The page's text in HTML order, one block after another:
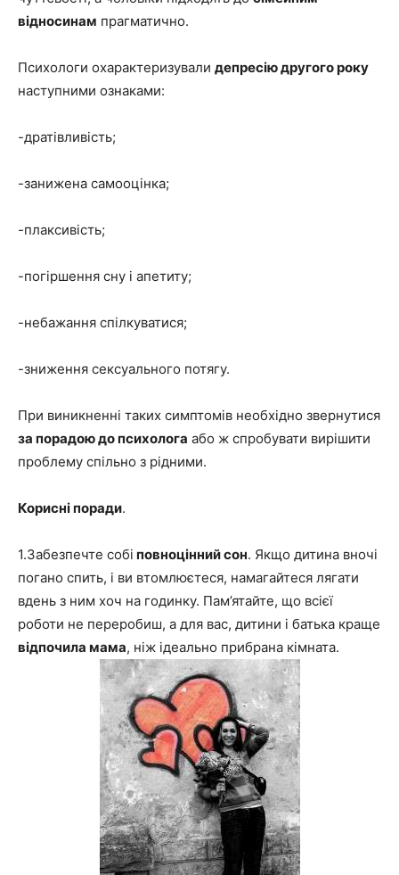
відносинам прагматично.
Психологи охарактеризували депресію другого року
наступними ознаками:
-дратівливість;
-занижена самооцінка;
-плаксивість;
-погіршення сну і апетиту;
-небажання спілкуватися;
-зниження сексуального потягу.
При виникненні таких симптомів необхідно звернутися
за порадою до психолога або ж спробувати вирішити
проблему спільно з рідними.
Корисні поради.
1.Забезпечте собі повноцінний сон. Якщо дитина вночі
погано спить, і ви втомлюєтеся, намагайтеся лягати
вдень з ним хоч на годинку. Пам’ятайте, що всієї
роботи не переробиш, а для вас, дитини і батька краще
відпочила мама, ніж ідеально прибрана кімната.